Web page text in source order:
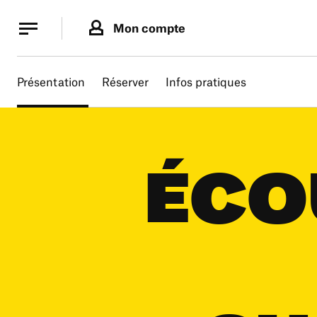
Mon compte
Présentation Réserver Infos pratiques